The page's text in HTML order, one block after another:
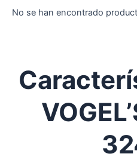
No se han encontrado